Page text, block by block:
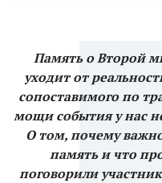
Память о Второй
уходит от
сопоставимого по
мощи события у нас
О том, почему
память и что
поговорили